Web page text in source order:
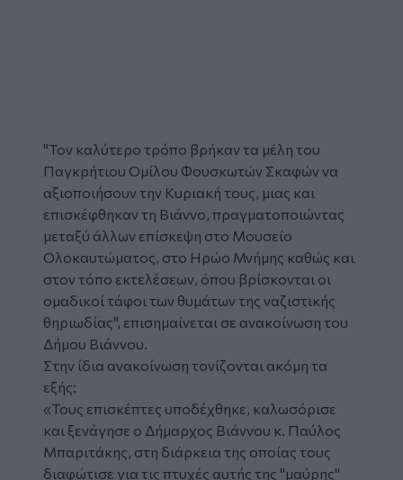
"Τον καλύτερο τρόπο βρήκαν τα μέλη του
Παγκρήτιου Ομίλου Φουσκωτών Σκαφών να
αξιοποιήσουν την Κυριακή τους, μιας και
επισκέφθηκαν τη Βιάννο, πραγματοποιώντας
μεταξύ άλλων επίσκεψη στο Μουσείο
Ολοκαυτώματος, στο Ηρώο Μνήμης καθώς και
στον τόπο εκτελέσεων, όπου βρίσκονται οι
ομαδικοί τάφοι των θυμάτων της ναζιστικής
θηριωδίας", επισημαίνεται σε ανακοίνωση του
Δήμου Βιάννου.
Στην ίδια ανακοίνωση τονίζονται ακόμη τα
εξής:
«Τους επισκέπτες υποδέχθηκε, καλωσόρισε
και ξενάγησε ο Δήμαρχος Βιάννου κ. Παύλος
Μπαριτάκης, στη διάρκεια της οποίας τους
διαφώτισε για τις πτυχές αυτής της "μαύρης"